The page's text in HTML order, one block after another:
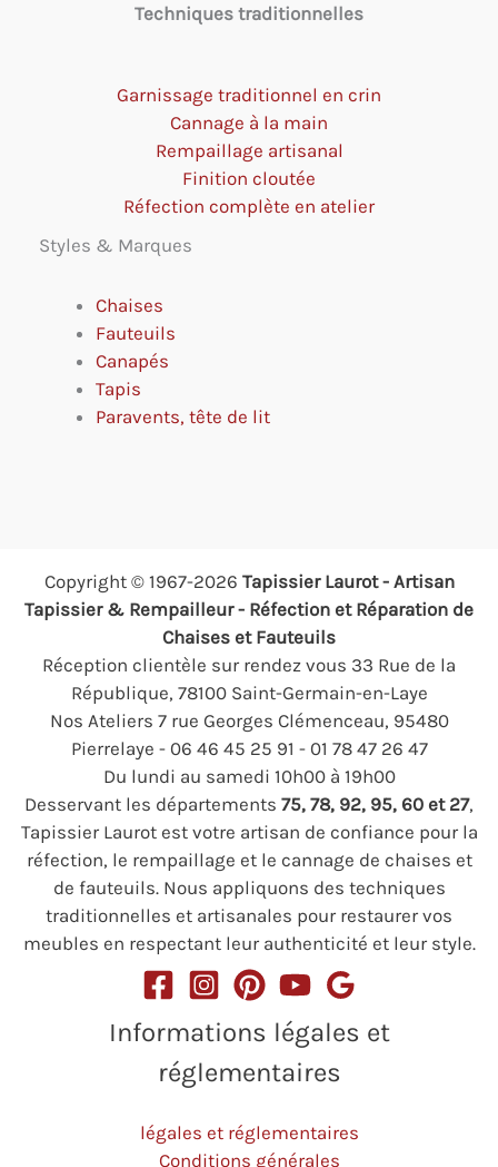
Techniques traditionnelles
Garnissage traditionnel en crin
Cannage à la main
Rempaillage artisanal
Finition cloutée
Réfection complète en atelier
Styles & Marques
Chaises
Fauteuils
Canapés
Tapis
Paravents, tête de lit
Copyright © 1967-2026 Tapissier Laurot - Artisan
Tapissier & Rempailleur - Réfection et Réparation de
Chaises et Fauteuils
Réception clientèle sur rendez vous 33 Rue de la
République, 78100 Saint-Germain-en-Laye
Nos Ateliers 7 rue Georges Clémenceau, 95480
Pierrelaye - 06 46 45 25 91 - 01 78 47 26 47
Du lundi au samedi 10h00 à 19h00
Desservant les départements 75, 78, 92, 95, 60 et 27,
Tapissier Laurot est votre artisan de confiance pour la
réfection, le rempaillage et le cannage de chaises et
de fauteuils. Nous appliquons des techniques
traditionnelles et artisanales pour restaurer vos
meubles en respectant leur authenticité et leur style.
Informations légales et
réglementaires
légales et réglementaires
Conditions générales